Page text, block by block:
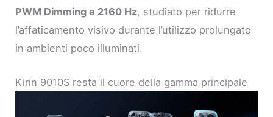
PWM Dimming a 2160 Hz, studiato per ridurre
l’affaticamento visivo durante l’utilizzo prolungato
in ambienti poco illuminati.
Kirin 9010S resta il cuore della gamma principale